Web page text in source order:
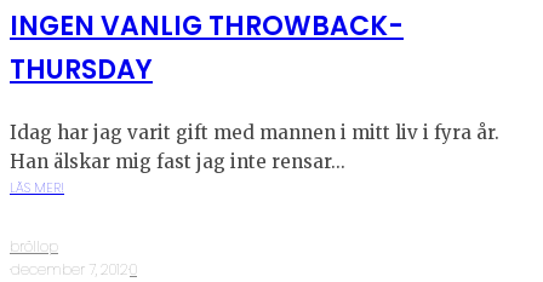
INGEN VANLIG THROWBACK-
THURSDAY
Idag har jag varit gift med mannen i mitt liv i fyra år.
Han älskar mig fast jag inte rensar...
LÄS MER!
bröllop
·december 7, 2012·0